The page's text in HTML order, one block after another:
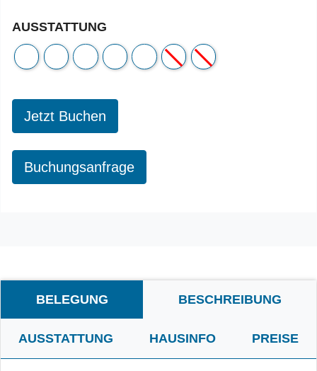
AUSSTATTUNG
Jetzt Buchen
Buchungsanfrage
BELEGUNG BESCHREIBUNG
AUSSTATTUNG HAUSINFO PREISE